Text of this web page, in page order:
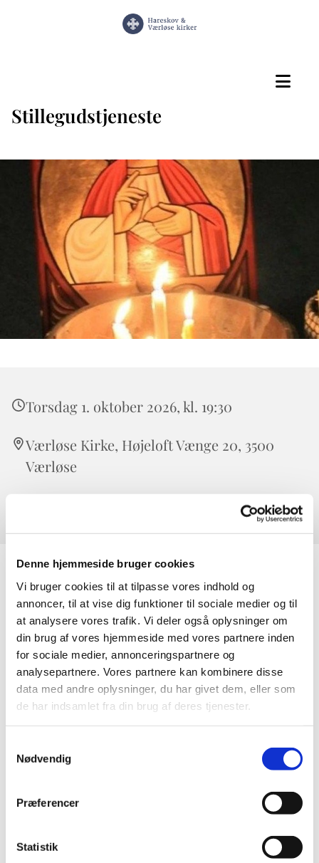
Denne hjemmeside bruger cookies
Vi bruger cookies til at tilpasse vores indhold og
annoncer, til at vise dig funktioner til sociale medier og til
at analysere vores trafik. Vi deler også oplysninger om
din brug af vores hjemmeside med vores partnere inden
for sociale medier, annonceringspartnere og
analysepartnere. Vores partnere kan kombinere disse
data med andre oplysninger, du har givet dem, eller som
de har indsamlet fra din brug af deres tjenester.
Nødvendig
Præferencer
Statistik
Stillegudstjeneste
Torsdag 1. oktober 2026, kl. 19:30
Værløse Kirke, Højeloft Vænge 20, 3500
Værløse
Tid til eftertanke i en travl verden. Meditative sange,
musik, bøn, læsning og lystænding. Efter gudstjenesten
serveres ost og vin.